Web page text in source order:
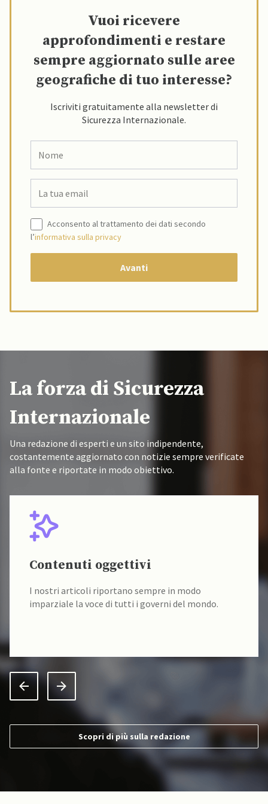
Vuoi ricevere
approfondimenti e restare
sempre aggiornato sulle aree
geografiche di tuo interesse?
Iscriviti gratuitamente alla newsletter di
Sicurezza Internazionale.
Acconsento al trattamento dei dati secondo
l’informativa sulla privacy
La forza di Sicurezza
Internazionale
Una redazione di esperti e un sito indipendente,
costantemente aggiornato con notizie sempre verificate
alla fonte e riportate in modo obiettivo.
Contenuti oggettivi
I nostri articoli riportano sempre in modo
imparziale la voce di tutti i governi del mondo.
Scopri di più sulla redazione